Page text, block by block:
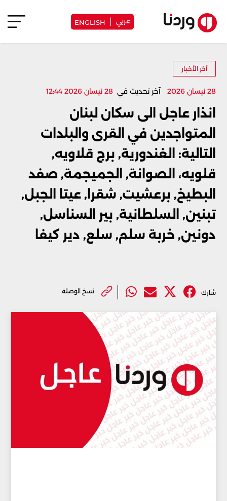
عربي ENGLISH
آخر الأخبار
28 نيسان 2026 آخر تحديث في 28 نيسان 2026 12:44
انذار عاجل الى سكان لبنان
المتواجدين في القرى والبلدات
التالية: الغندورية, برج قلاويه,
قلويه، الصوانة, الجميجمة, صفد
البطيخ, برعشيت, شقرا, عيتا الجبل,
تبنين, السلطانية, بير السناسل,
دونين, خربة سلم, سلع, دير كيفا
شارك نسخ الوصلة